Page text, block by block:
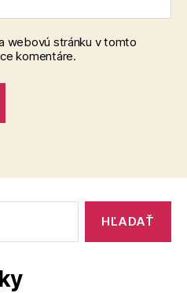
webovú stránku v tomto
komentáre.